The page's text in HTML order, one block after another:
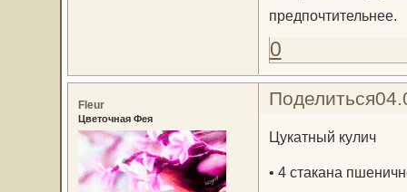
предпочтительнее.
0
Поделиться
Fleur
Цветочная Фея
Цукатный кулич
• 4 стакана